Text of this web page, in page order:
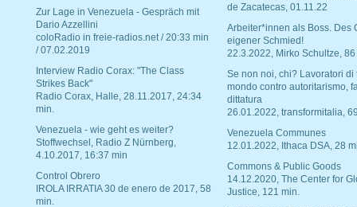
Zur Lage in Venezuela - Gespräch mit
Dario Azzellini
coloRadio in freie-radios.net / 20:33 min
/ 07.02.2019
Interview Radio Corax: "The Class
Strikes Back"
Radio Corax, Halle, 28.11.2017, 24:34
min.
Venezuela - wie geht es weiter?
Stoffwechsel, Radio Z Nürnberg,
4.10.2017, 16:37 min
Control Obrero
IROLA IRRATIA 30 de enero de 2017, 58
min.
de Zacatecas, 01.11.22
Arbeiter*innen als Boss. Des
eigener Schmied!
22.3.2022, Mirko Schultze, 86
Se non noi, chi? Lavoratori di
mondo contro autoritarismo,
dittatura
26.01.2022, transformitalia,
Venezuela Communes
12.01.2022, Ithaca DSA, 28
Commons & Public Goods
14.12.2020, The Center for
Justice, 121 min.